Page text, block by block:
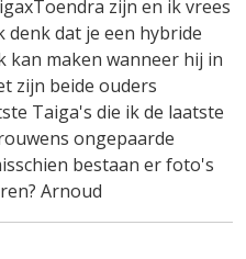
zijn en ik vrees
denk dat je een hybride
kan maken wanneer hij in
zijn beide ouders
Taiga's die ik de laatste
ongepaarde
bestaan er foto's
Arnoud